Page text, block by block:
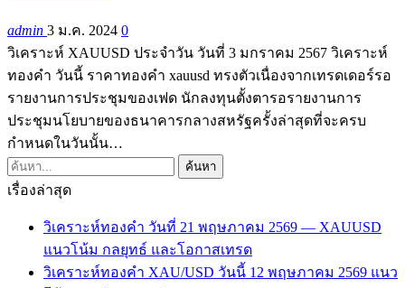
admin 3 ม.ค. 2024 0
วิเคราะห์ XAUUSD ประจำวัน วันที่ 3 มกราคม 2567 วิเคราะห์
ทองคำ วันนี้ ราคาทองคำ xauusd ทรงตัวเนื่องจากเทรดเดอร์รอ
รายงานการประชุมของเฟด นักลงทุนตั้งตารอรายงานการ
ประชุมนโยบายของธนาคารกลางสหรัฐครั้งล่าสุดที่จะครบ
กำหนดในวันนั้น…
เรื่องล่าสุด
วิเคราะห์ทองคำ วันที่ 21 พฤษภาคม 2569 — XAUUSD
แนวโน้ม กลยุทธ์ และโอกาสเทรด
วิเคราะห์ทองคำ XAU/USD วันนี้ 12 พฤษภาคม 2569 แนว